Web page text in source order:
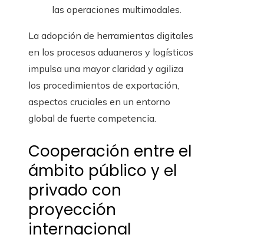
las operaciones multimodales.
La adopción de herramientas digitales
en los procesos aduaneros y logísticos
impulsa una mayor claridad y agiliza
los procedimientos de exportación,
aspectos cruciales en un entorno
global de fuerte competencia.
Cooperación entre el
ámbito público y el
privado con
proyección
internacional